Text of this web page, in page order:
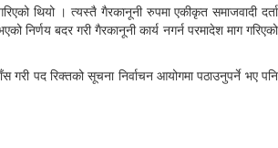
थियो । त्यस्तै गैरकानूनी रुपमा एकीकृत समाजवादी दर्ता
निर्णय बदर गरी गैरकानूनी कार्य नगर्न परमादेश माग गरिएको
पद रिक्तको सूचना निर्वाचन आयोगमा पठाउनुपर्ने भए पनि